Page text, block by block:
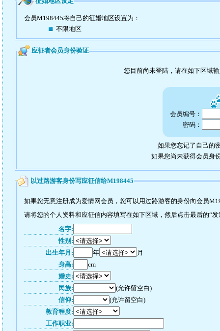
会员M198445将自己的征婚地区设置为：
不限地区
应征者会员身份验证
您目前尚未登陆，请在如下区域
会员编号：
密码：
如果您忘记了自己的
如果您尚未获得会员身
以过路游客身份写应征信给M198445
如果您无意注册成为爱情网会员，您可以用过路游客的身份向会员
请将您的个人资料和应征信内容填写在如下区域，然后点击最后的“
名字:
性别:
出生年月:
年
月
身高:
cm
婚史:
民族:
(允许留空白)
信仰:
(允许留空白)
教育程度:
工作职业: